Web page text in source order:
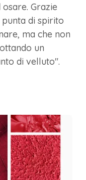
Grazie
di spirito
ma che non
un
di velluto".